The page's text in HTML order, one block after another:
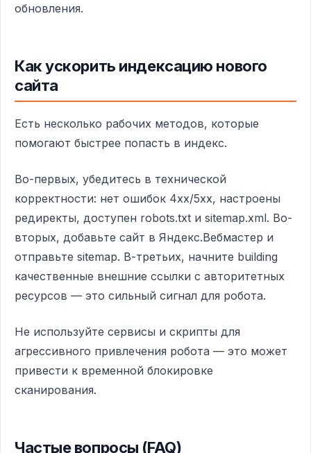
обновления.
Как ускорить индексацию нового
сайта
Есть несколько рабочих методов, которые
помогают быстрее попасть в индекс.
Во-первых, убедитесь в технической
корректности: нет ошибок 4xx/5xx, настроены
редиректы, доступен robots.txt и sitemap.xml. Во-
вторых, добавьте сайт в Яндекс.Вебмастер и
отправьте sitemap. В-третьих, начните building
качественные внешние ссылки с авторитетных
ресурсов — это сильный сигнал для робота.
Не используйте сервисы и скрипты для
агрессивного привлечения робота — это может
привести к временной блокировке
сканирования.
Частые вопросы (FAQ)